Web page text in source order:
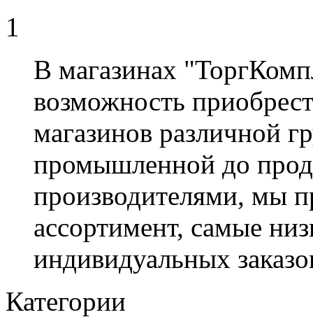
1
В магазинах
возможность
магазинов различной
промышленной до
производителями, мы
ассортимент, самые
индивидуальных
Категории